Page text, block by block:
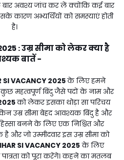
अवश्य जांच कर लें क्योंकि कई बार
कारण अभ्यर्थियों को समस्याएं होती
है।
:उम्र सीमा को लेकर क्या है
बातें -
SI VACANCY 2025के लिए हमने
महत्वपूर्ण बिंदु जैसे पदों के नाम और
को लेकर इसका थोड़ा सा परिचय
उम्र सीमा बेहद आवश्यक बिंदु है और
हिस्सा बनने के लिए एक निश्चित और
और जो उम्मीदवार इस उम्र सीमा को
SI VACANCY 2025 के लिए
को पूरा करेंगे। कहने का मतलब